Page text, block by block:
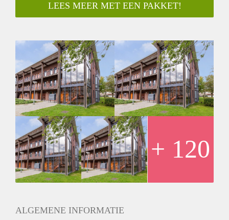
Spacious and modern 1-bedroom apartment in Almere, close
to shops, supermarket, schools, daycares and perfect
- Available from 01-08-2022 with a temporary rental
agreement for 24 months (type B contract)
- Available for a couple or single person
- Sunny garden (10m2)
- Unfurnished
- 51m2
- 1 bedroom
- Ground floor with small garden
- Registration possible
- Fully equipped kitchen
- Bathroom with shower, sink and toilet
- Free parking
- Seperate storage
Rental price € 1250,- excluding utilities
LEES MEER MET EEN PAKKET!
+ 120
ALGEMENE INFORMATIE